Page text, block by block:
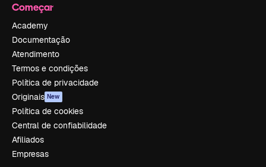
Começar
Academy
Documentação
Atendimento
Termos e condições
Política de privacidade
Originais New
Política de cookies
Central de confiabilidade
Afiliados
Empresas